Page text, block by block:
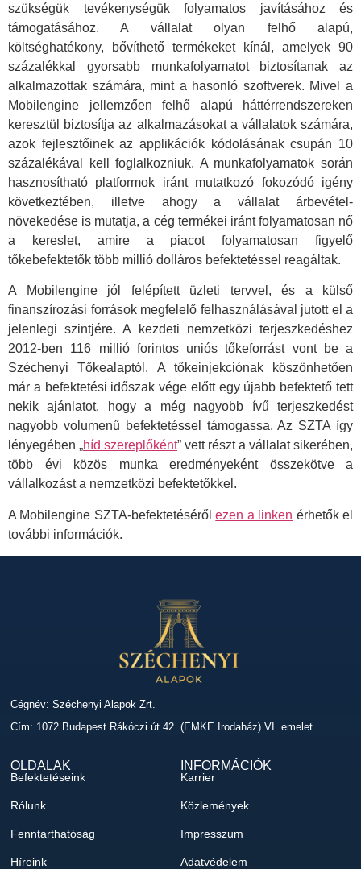
szükségük tevékenységük folyamatos javításához és
támogatásához. A vállalat olyan felhő alapú,
költséghatékony, bővíthető termékeket kínál, amelyek 90
százalékkal gyorsabb munkafolyamatot biztosítanak az
alkalmazottak számára, mint a hasonló szoftverek. Mivel a
Mobilengine jellemzően felhő alapú háttérrendszereken
keresztül biztosítja az alkalmazásokat a vállalatok számára,
azok fejlesztőinek az applikációk kódolásának csupán 10
százalékával kell foglalkozniuk. A munkafolyamatok során
hasznosítható platformok iránt mutatkozó fokozódó igény
következtében, illetve ahogy a vállalat árbevétel-
növekedése is mutatja, a cég termékei iránt folyamatosan nő
a kereslet, amire a piacot folyamatosan figyelő
tőkebefektetők több millió dolláros befektetéssel reagáltak.
A Mobilengine jól felépített üzleti tervvel, és a külső
finanszírozási források megfelelő felhasználásával jutott el a
jelenlegi szintjére. A kezdeti nemzetközi terjeszkedéshez
2012-ben 116 millió forintos uniós tőkeforrást vont be a
Széchenyi Tőkealaptól. A tőkeinjekciónak köszönhetően
már a befektetési időszak vége előtt egy újabb befektető tett
nekik ajánlatot, hogy a még nagyobb ívű terjeszkedést
nagyobb volumenű befektetéssel támogassa. Az SZTA így
lényegében „híd szereplőként” vett részt a vállalat sikerében,
több évi közös munka eredményeként összekötve a
vállalkozást a nemzetközi befektetőkkel.
A Mobilengine SZTA-befektetésérőlezen a linken érhetők el
további információk.
Cégnév: Széchenyi Alapok Zrt.
Cím: 1072 Budapest Rákóczi út 42. (EMKE Irodaház) VI. emelet
OLDALAK
Befektetéseink
Rólunk
Fenntarthatóság
Híreink
INFORMÁCIÓK
Karrier
Közlemények
Impresszum
Adatvédelem